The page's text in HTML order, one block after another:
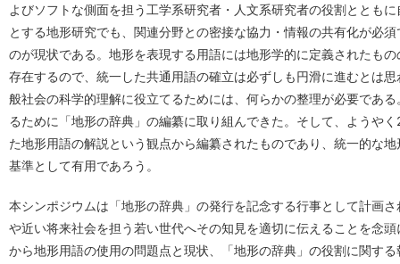
よびソフトな側面を担う工学系研究者・人文系研究者の役割ととも
とする地形研究でも、関連分野との密接な協力・情報の共有化が必
のが現状である。地形を表現する用語には地形学的に定義されたも
存在するので、統一した共通用語の確立は必ずしも円滑に進むとは
般社会の科学的理解に役立てるためには、何らかの整理が必要であ
るために「地形の辞典」の編纂に取り組んできた。そして、ようや
た地形用語の解説という観点から編纂されたものであり、統一的な
基準として有用であろう。
本シンポジウムは「地形の辞典」の発行を記念する行事として計画
や近い将来社会を担う若い世代へその知見を適切に伝えることを念
から地形用語の使用の問題点と現状、「地形の辞典」の役割に関す